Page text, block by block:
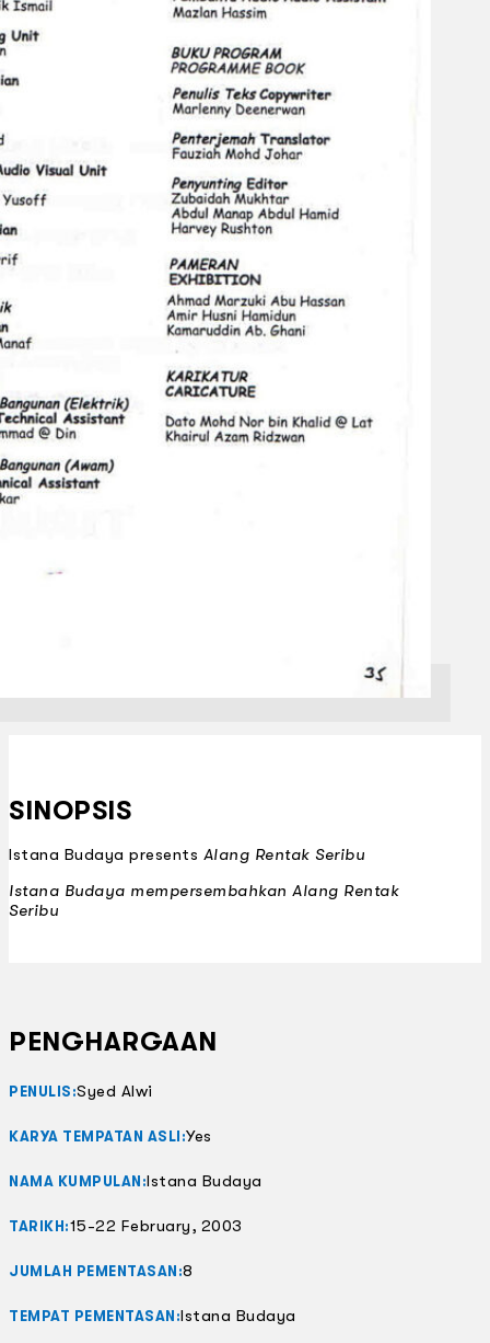
SINOPSIS
Istana Budaya presents Alang Rentak Seribu
Istana Budaya mempersembahkan Alang Rentak
Seribu
PENGHARGAAN
PENULIS:Syed Alwi
KARYA TEMPATAN ASLI:Yes
NAMA KUMPULAN:Istana Budaya
TARIKH:15-22 February, 2003
JUMLAH PEMENTASAN:8
TEMPAT PEMENTASAN:Istana Budaya